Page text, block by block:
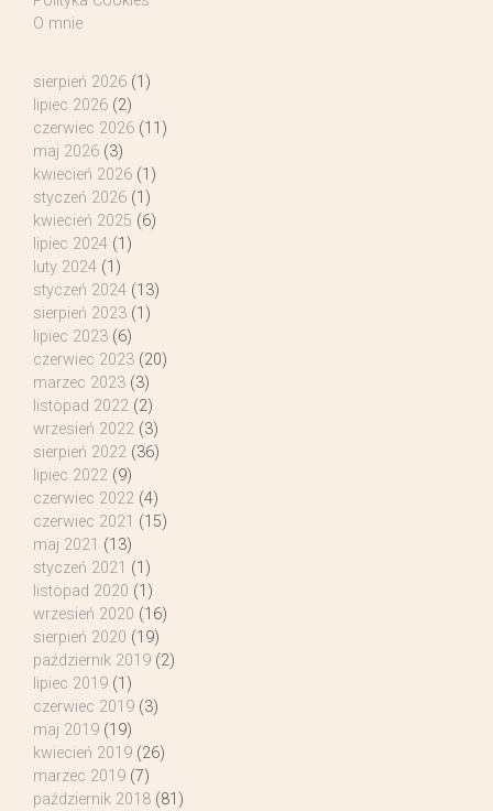
O mnie
sierpień 2026 (1)
lipiec 2026 (2)
czerwiec 2026 (11)
maj 2026 (3)
kwiecień 2026 (1)
styczeń 2026 (1)
kwiecień 2025 (6)
lipiec 2024 (1)
luty 2024 (1)
styczeń 2024 (13)
sierpień 2023 (1)
lipiec 2023 (6)
czerwiec 2023 (20)
marzec 2023 (3)
listopad 2022 (2)
wrzesień 2022 (3)
sierpień 2022 (36)
lipiec 2022 (9)
czerwiec 2022 (4)
czerwiec 2021 (15)
maj 2021 (13)
styczeń 2021 (1)
listopad 2020 (1)
wrzesień 2020 (16)
sierpień 2020 (19)
październik 2019 (2)
lipiec 2019 (1)
czerwiec 2019 (3)
maj 2019 (19)
kwiecień 2019 (26)
marzec 2019 (7)
październik 2018 (81)